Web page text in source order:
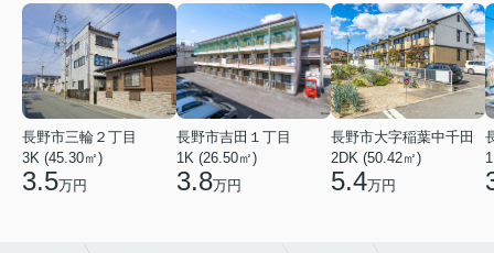
長野市三輪２丁目
3K (45.30㎡)
3.5万円
長野市吉田１丁目
1K (26.50㎡)
3.8万円
長野市大字稲葉中千田
2DK (50.42㎡)
5.4万円